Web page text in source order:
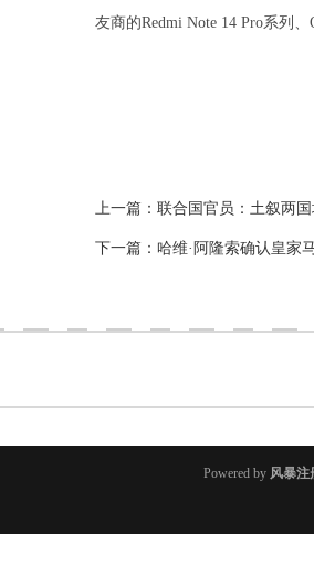
友商的Redmi Note 14 Pro系列
上一篇： 联合国官员：土叙两
下一篇： 哈维·阿隆索确认皇家
Powered by 风暴注